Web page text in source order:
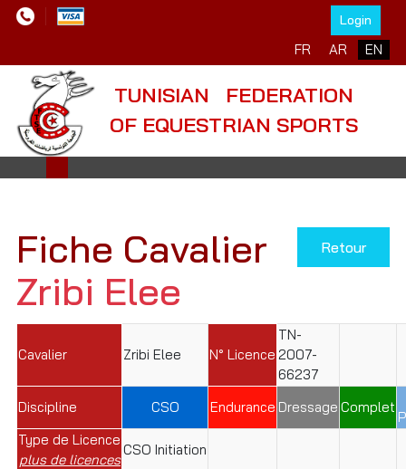
Login
Select your language
FR AR EN
TUNISIAN FEDERATION
OF EQUESTRIAN SPORTS
Retour
Fiche Cavalier
Zribi Elee
Cavalier Zribi Elee N° Licence
TN-
2007-
66237
Discipline
CSO Endurance Dressage Complet
Type de Licence
plus de licences
CSO Initiation